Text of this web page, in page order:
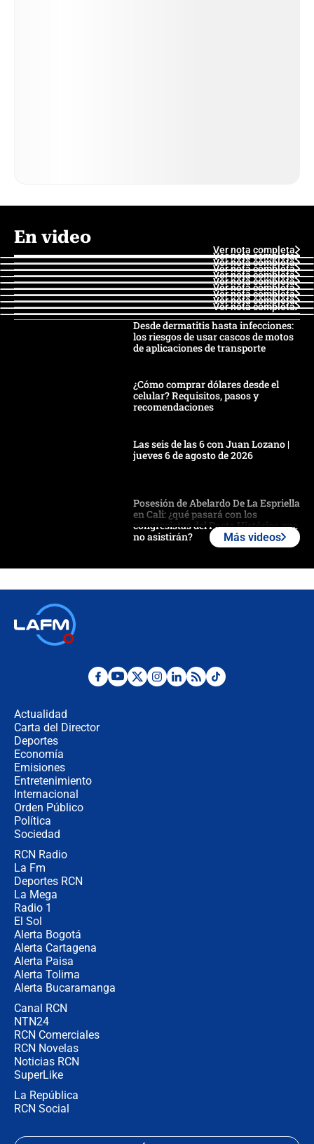
En video
Ver nota completa
Ver nota completa
Ver nota completa
Ver nota completa
Ver nota completa
Ver nota completa
Ver nota completa
Ver nota completa
Ver nota completa
Ver nota completa
Desde dermatitis hasta infecciones:
los riesgos de usar cascos de motos
de aplicaciones de transporte
¿Cómo comprar dólares desde el
celular? Requisitos, pasos y
recomendaciones
Las seis de las 6 con Juan Lozano |
jueves 6 de agosto de 2026
Posesión de Abelardo De La Espriella
en Cali: ¿qué pasará con los
congresistas del Pacto Histórico que
no asistirán?
¿Por qué De la Espriella gobernará
Más videos
Actualidad
Carta del Director
Deportes
Economía
Emisiones
Entretenimiento
Internacional
Orden Público
Política
Sociedad
RCN Radio
La Fm
Deportes RCN
La Mega
Radio 1
El Sol
Alerta Bogotá
Alerta Cartagena
Alerta Paisa
Alerta Tolima
Alerta Bucaramanga
Canal RCN
NTN24
RCN Comerciales
RCN Novelas
Noticias RCN
SuperLike
La República
RCN Social